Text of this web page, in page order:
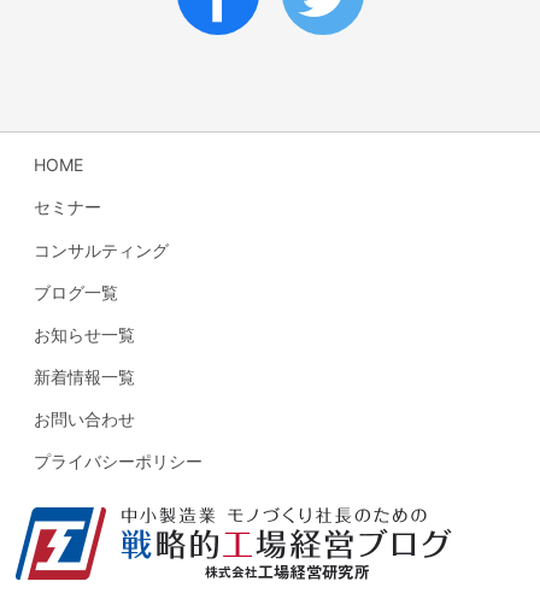
HOME
セミナー
コンサルティング
ブログ一覧
お知らせ一覧
新着情報一覧
お問い合わせ
プライバシーポリシー